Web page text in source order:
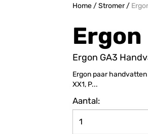
Home/Stromer/
Ergon
Ergon GA3
Ergon paar
XX1, P...
Aantal: